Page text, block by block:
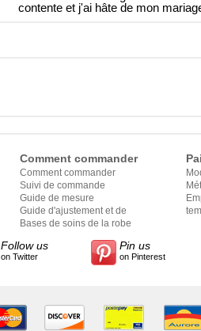
contente et j'ai hâte de mon
Comment commander
Comment commander
Suivi de commande
Guide de mesure
Guide d'ajustement et de
style
Bases de soins de la robe
Follow us
on Twitter
Pin us
on Pinterest